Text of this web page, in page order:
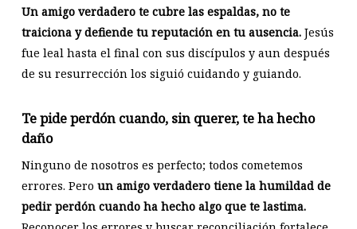
Un amigo verdadero te cubre las espaldas, no te
traiciona y defiende tu reputación en tu ausencia.Jesús
fue leal hasta el final con sus discípulos y aun después
de su resurrección los siguió cuidando y guiando.
Te pide perdón cuando, sin querer, te ha hecho
daño
Ninguno de nosotros es perfecto; todos cometemos
errores. Pero un amigo verdadero tiene la humildad de
pedir perdón cuando ha hecho algo que te lastima.